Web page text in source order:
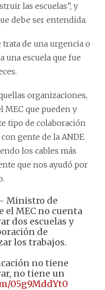
las escuelas”, y
debe ser entendida.
trata de una urgencia o
una escuela que fue
organizaciones,
MEC que pueden y
tipo de colaboración
gente de la ANDE
los cables más
que nos ayudó por
- Ministro de
el MEC no cuenta
dos escuelas y
de
los trabajos.
no tiene
no tiene un
05g9MddYt0